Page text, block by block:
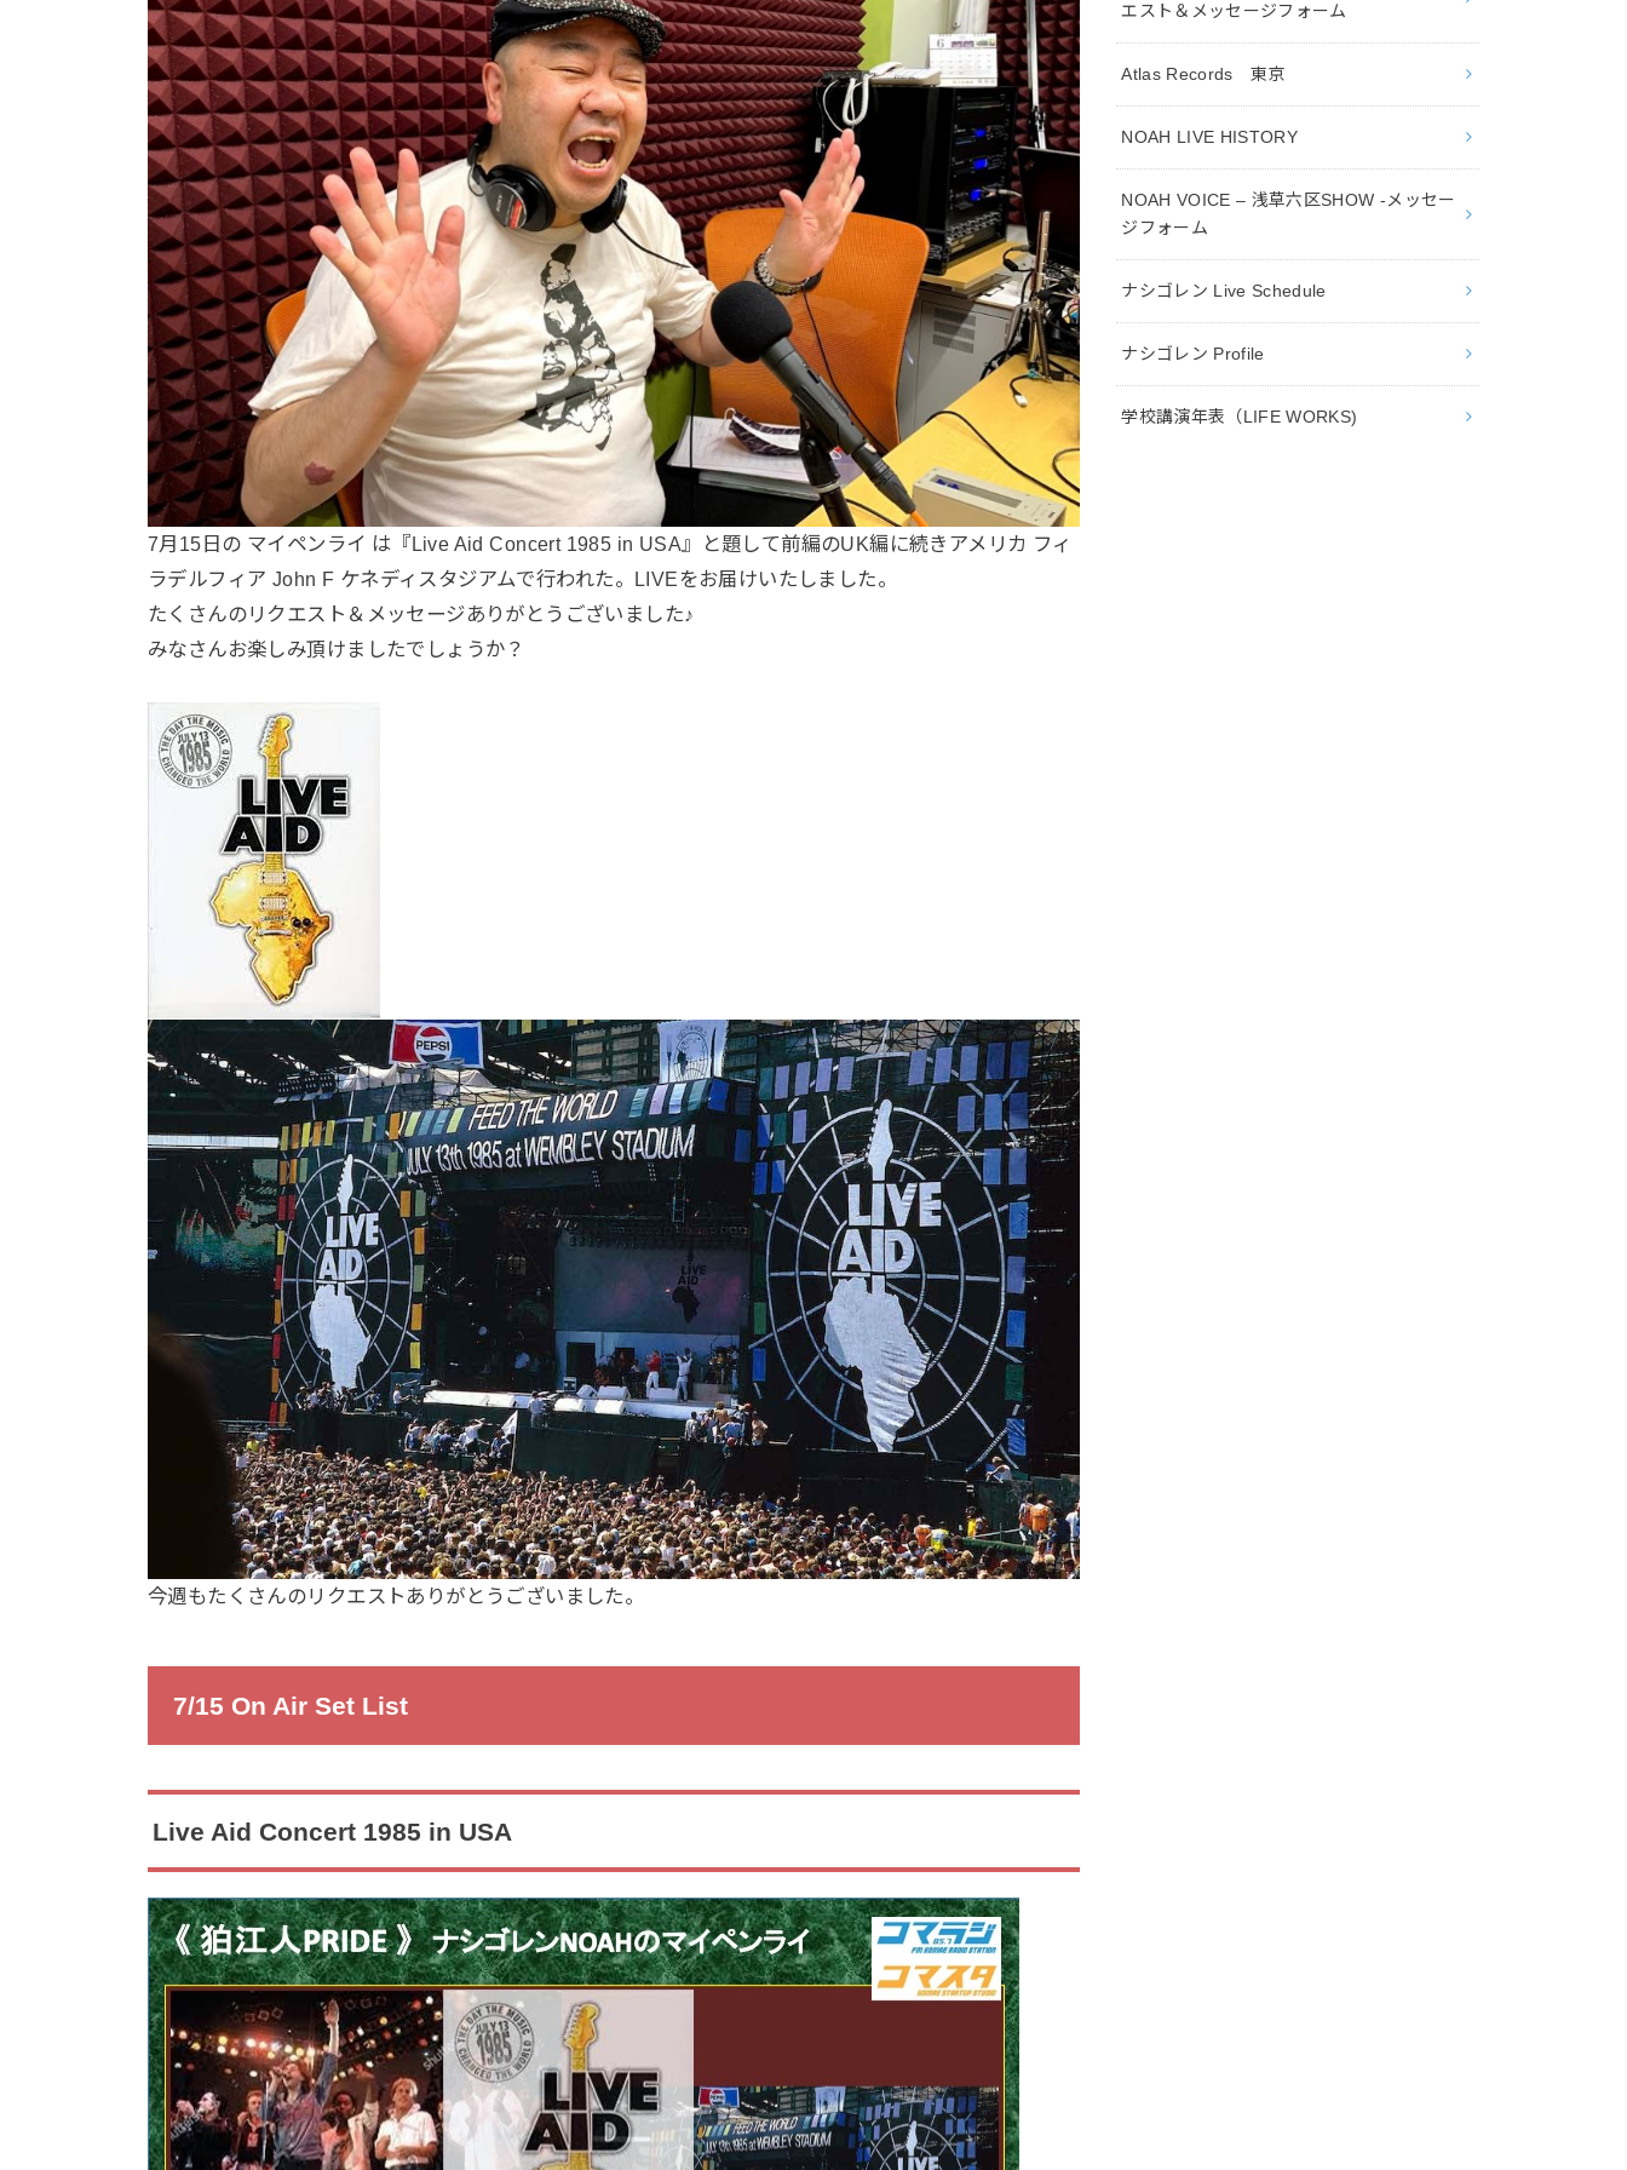
7月15日の マイペンライ は『Live Aid Concert 1985 in USA』と題して前編のUK編に続きアメリカ フィ
ラデルフィア John F ケネディスタジアムで行われた。LIVEをお届けいたしました。
たくさんのリクエスト＆メッセージありがとうございました♪
みなさんお楽しみ頂けましたでしょうか？
今週もたくさんのリクエストありがとうございました。
7/15 On Air Set List
Live Aid Concert 1985 in USA
エスト＆メッセージフォーム
Atlas Records 東京
NOAH LIVE HISTORY
NOAH VOICE – 浅草六区SHOW -メッセー
ジフォーム
ナシゴレン Live Schedule
ナシゴレン Profile
学校講演年表（LIFE WORKS)